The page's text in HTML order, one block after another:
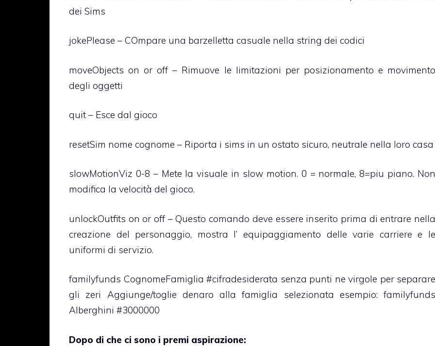
dei Sims
jokePlease – COmpare una barzelletta casuale nella string dei codici
moveObjects on or off – Rimuove le limitazioni per posizionamento e movimento
degli oggetti
quit – Esce dal gioco
resetSim nome cognome – Riporta i sims in un ostato sicuro, neutrale nella loro casa
slowMotionViz 0-8 – Mete la visuale in slow motion. 0 = normale, 8=piu piano. Non
modifica la velocità del gioco.
unlockOutfits on or off – Questo comando deve essere inserito prima di entrare nella
creazione del personaggio, mostra l’ equipaggiamento delle varie carriere e le
uniformi di servizio.
familyfunds CognomeFamiglia #cifradesiderata senza punti ne virgole per separare
gli zeri Aggiunge/toglie denaro alla famiglia selezionata esempio: familyfunds
Alberghini #3000000
Dopo di che ci sono i premi aspirazione: